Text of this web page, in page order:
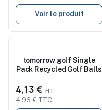
Voir le produit
tomorrow golf Single
Pack Recycled Golf Balls
4,13 €
4,96 € TTC